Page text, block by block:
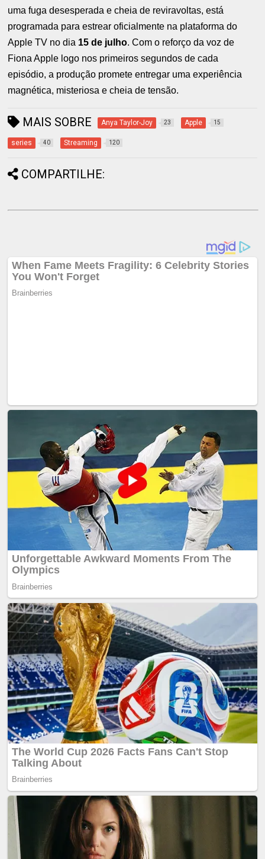
uma fuga desesperada e cheia de reviravoltas, está
programada para estrear oficialmente na plataforma do
Apple TV no dia 15 de julho. Com o reforço da voz de
Fiona Apple logo nos primeiros segundos de cada
episódio, a produção promete entregar uma experiência
magnética, misteriosa e cheia de tensão.
MAIS SOBRE Anya Taylor-Joy 23 Apple 15
series 40 Streaming 120
COMPARTILHE: